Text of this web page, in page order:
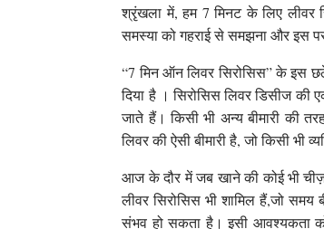
श्रृंखला में, हम 7 मिनट के लिए लीवर
समस्या को गहराई से समझना और इस
“7 मिन ऑन लिवर सिरोसिस” के इस
दिया है । सिरोसिस लिवर डिसीज की
जाते हैं। किसी भी अन्य बीमारी की
लिवर की ऐसी बीमारी है, जो किसी भी
आज के दौर में जब खाने की कोई भी
लीवर सिरोसिस भी शामिल हैं,जो
संभव हो सकता है। इसी आवश्यकता